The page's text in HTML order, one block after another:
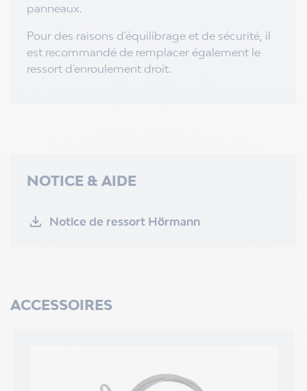
panneaux.
Pour des raisons d'équilibrage et de sécurité, il
est recommandé de remplacer également le
ressort d'enroulement droit.
NOTICE & AIDE
Notice de ressort Hörmann
ACCESSOIRES